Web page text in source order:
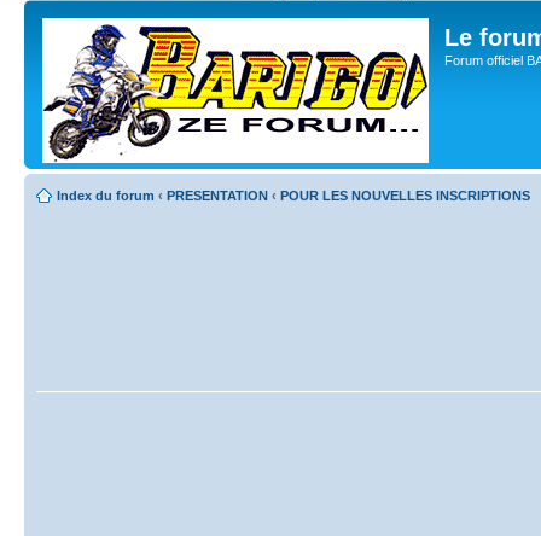
Le
Forum officiel
Index du forum ‹ PRESENTATION ‹ POUR LES NOUVELLES INSCRIPTIONS